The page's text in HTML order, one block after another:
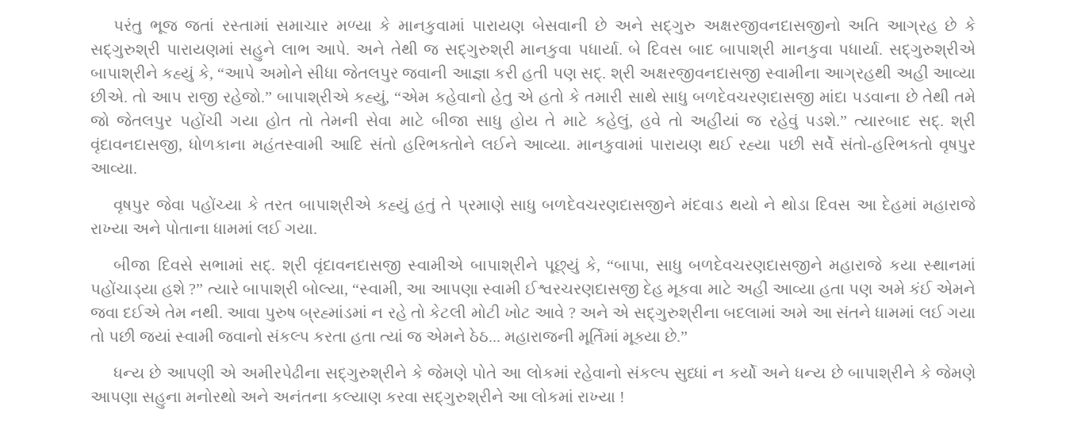
પરંતુ ભૂજ જતાં રસ્તામાં સમાચાર મળ્યા કે માનકુવામાં પારાયણ બેસવાની છે અને સદ્‌ગુરુ અક્ષરજીવનદાસજીનો અતિ આગ્રહ છે કે
સદ્‌ગુરુશ્રી પારાયણમાં સહુને લાભ આપે. અને તેથી જ સદ્‌ગુરુશ્રી માનકુવા પધાર્યા. બે દિવસ બાદ બાપાશ્રી માનકુવા પધાર્યા. સદ્‌ગુરુશ્રીએ
બાપાશ્રીને કહ્યું કે, “આપે અમોને સીધા જેતલપુર જવાની આજ્ઞા કરી હતી પણ સદ્‌. શ્રી અક્ષરજીવનદાસજી સ્વામીના આગ્રહથી અહીં આવ્યા
છીએ. તો આપ રાજી રહેજો.” બાપાશ્રીએ કહ્યું, “એમ કહેવાનો હેતુ એ હતો કે તમારી સાથે સાધુ બળદેવચરણદાસજી માંદા પડવાના છે તેથી તમે
જો જેતલપુર પહોંચી ગયા હોત તો તેમની સેવા માટે બીજા સાધુ હોય તે માટે કહેલું, હવે તો અહીંયાં જ રહેવું પડશે.” ત્યારબાદ સદ્‌. શ્રી
વૃંદાવનદાસજી, ધોળકાના મહંતસ્વામી આદિ સંતો હરિભક્તોને લઈને આવ્યા. માનકુવામાં પારાયણ થઈ રહ્યા પછી સર્વે સંતો-હરિભક્તો વૃષપુર
આવ્યા.
વૃષપુર જેવા પહોંચ્યા કે તરત બાપાશ્રીએ કહ્યું હતું તે પ્રમાણે સાધુ બળદેવચરણદાસજીને મંદવાડ થયો ને થોડા દિવસ આ દેહમાં મહારાજે
રાખ્યા અને પોતાના ધામમાં લઈ ગયા.
બીજા દિવસે સભામાં સદ્‌. શ્રી વૃંદાવનદાસજી સ્વામીએ બાપાશ્રીને પૂછ્યું કે, “બાપા, સાધુ બળદેવચરણદાસજીને મહારાજે કયા સ્થાનમાં
પહોંચાડ્યા હશે ?” ત્યારે બાપાશ્રી બોલ્યા, “સ્વામી, આ આપણા સ્વામી ઈશ્વરચરણદાસજી દેહ મૂકવા માટે અહીં આવ્યા હતા પણ અમે કંઈ એમને
જવા દઈએ તેમ નથી. આવા પુરુષ બ્રહ્માંડમાં ન રહે તો કેટલી મોટી ખોટ આવે ? અને એ સદ્‌ગુરુશ્રીના બદલામાં અમે આ સંતને ધામમાં લઈ ગયા
તો પછી જ્યાં સ્વામી જવાનો સંકલ્પ કરતા હતા ત્યાં જ એમને ઠેઠ... મહારાજની મૂર્તિમાં મૂક્યા છે.”
ધન્ય છે આપણી એ અમીરપેઢીના સદ્‌ગુરુશ્રીને કે જેમણે પોતે આ લોકમાં રહેવાનો સંકલ્પ સુધ્ધાં ન કર્યો અને ધન્ય છે બાપાશ્રીને કે જેમણે
આપણા સહુના મનોરથો અને અનંતના કલ્યાણ કરવા સદ્‌ગુરુશ્રીને આ લોકમાં રાખ્યા !